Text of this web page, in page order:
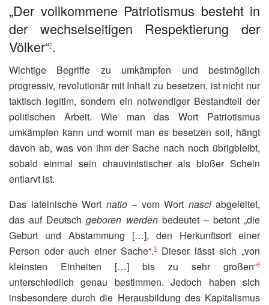
„Der vollkommene Patriotismus besteht in
der wechselseitigen Respektierung der
Völker“2.
Wichtige Begriffe zu umkämpfen und bestmöglich
progressiv, revolutionär mit Inhalt zu besetzen, ist nicht nur
taktisch legitim, sondern ein notwendiger Bestandteil der
politischen Arbeit. Wie man das Wort Patriotismus
umkämpfen kann und womit man es besetzen soll, hängt
davon ab, was von ihm der Sache nach noch übrigbleibt,
sobald einmal sein chauvinistischer als bloßer Schein
entlarvt ist.
Das lateinische Wort natio– vom Wort nasciabgeleitet,
das auf Deutschgeboren werdenbedeutet – betont „die
Geburt und Abstammung […], den Herkunftsort einer
Person oder auch einer Sache“.3
Dieser lässt sich „von
kleinsten Einheiten […] bis zu sehr großen“4
unterschiedlich genau bestimmen. Jedoch haben sich
insbesondere durch die Herausbildung des Kapitalismus